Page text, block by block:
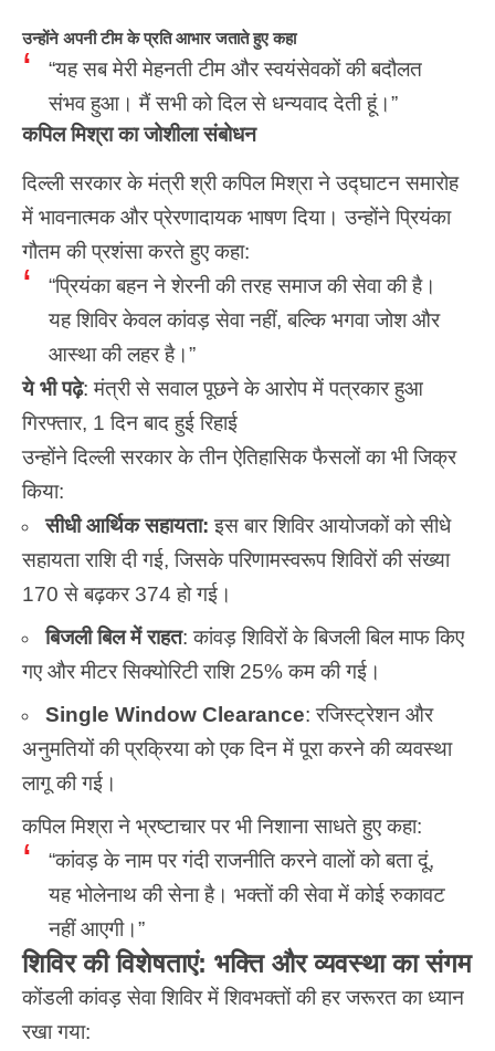
उन्होंने अपनी टीम के प्रति आभार जताते हुए कहा
“यह सब मेरी मेहनती टीम और स्वयंसेवकों की बदौलत
संभव हुआ। मैं सभी को दिल से धन्यवाद देती हूं।”
कपिल मिश्रा का जोशीला संबोधन
दिल्ली सरकार के मंत्री श्रीकपिल मिश्राने उद्घाटन समारोह
में भावनात्मक और प्रेरणादायक भाषण दिया। उन्होंने प्रियंका
गौतम की प्रशंसा करते हुए कहा:
“प्रियंका बहन ने शेरनी की तरह समाज की सेवा की है।
यह शिविर केवल कांवड़ सेवा नहीं, बल्कि भगवा जोश और
आस्था की लहर है।”
ये भी पढ़े:मंत्री से सवाल पूछने के आरोप में पत्रकार हुआ
गिरफ्तार, 1 दिन बाद हुई रिहाई
उन्होंने दिल्ली सरकार के तीन ऐतिहासिक फैसलों का भी जिक्र
किया:
सीधी आर्थिक सहायता: इस बार शिविर आयोजकों को सीधे
सहायता राशि दी गई, जिसके परिणामस्वरूप शिविरों की संख्या
170 से बढ़कर 374 हो गई।
बिजली बिल में राहत: कांवड़ शिविरों के बिजली बिल माफ किए
गए और मीटर सिक्योरिटी राशि 25% कम की गई।
Single Window Clearance: रजिस्ट्रेशन और
अनुमतियों की प्रक्रिया को एक दिन में पूरा करने की व्यवस्था
लागू की गई।
कपिल मिश्रा ने भ्रष्टाचार पर भी निशाना साधते हुए कहा:
“कांवड़ के नाम पर गंदी राजनीति करने वालों को बता दूं,
यह भोलेनाथ की सेना है। भक्तों की सेवा में कोई रुकावट
नहीं आएगी।”
शिविर की विशेषताएं: भक्ति और व्यवस्था का संगम
कोंडली कांवड़ सेवा शिविर में शिवभक्तों की हर जरूरत का ध्यान
रखा गया: